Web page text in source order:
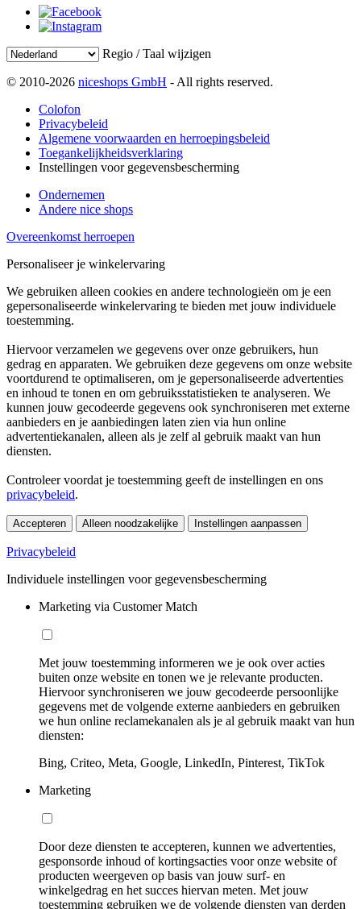
Regio / Taal wijzigen
© 2010-2026 niceshops GmbH - All rights reserved.
Colofon
Privacybeleid
Algemene voorwaarden en herroepingsbeleid
Toegankelijkheidsverklaring
Instellingen voor gegevensbescherming
Ondernemen
Andere nice shops
Overeenkomst herroepen
Personaliseer je winkelervaring
We gebruiken alleen cookies en andere technologieën om je een
gepersonaliseerde winkelervaring te bieden met jouw individuele
toestemming.
Hiervoor verzamelen we gegevens over onze gebruikers, hun
gedrag en apparaten. We gebruiken deze gegevens om onze website
voortdurend te optimaliseren, om je gepersonaliseerde advertenties
en inhoud te tonen en om gebruiksstatistieken te analyseren. We
kunnen jouw gecodeerde gegevens ook synchroniseren met externe
aanbieders en je aanbiedingen laten zien via hun online
advertentiekanalen, alleen als je zelf al gebruik maakt van hun
diensten.
Controleer voordat je toestemming geeft de instellingen en ons
privacybeleid.
Accepteren Alleen noodzakelijke Instellingen aanpassen
Privacybeleid
Individuele instellingen voor gegevensbescherming
Marketing via Customer Match
Met jouw toestemming informeren we je ook over acties
buiten onze website en tonen we je relevante producten.
Hiervoor synchroniseren we jouw gecodeerde persoonlijke
gegevens met de volgende externe aanbieders en gebruiken
we hun online reclamekanalen als je al gebruik maakt van hun
diensten:
Bing, Criteo, Meta, Google, LinkedIn, Pinterest, TikTok
Marketing
Door deze diensten te accepteren, kunnen we advertenties,
gesponsorde inhoud of kortingsacties voor onze website of
producten weergeven op basis van jouw surf- en
winkelgedrag en het succes hiervan meten. Met jouw
toestemming gebruiken we de volgende diensten van derden